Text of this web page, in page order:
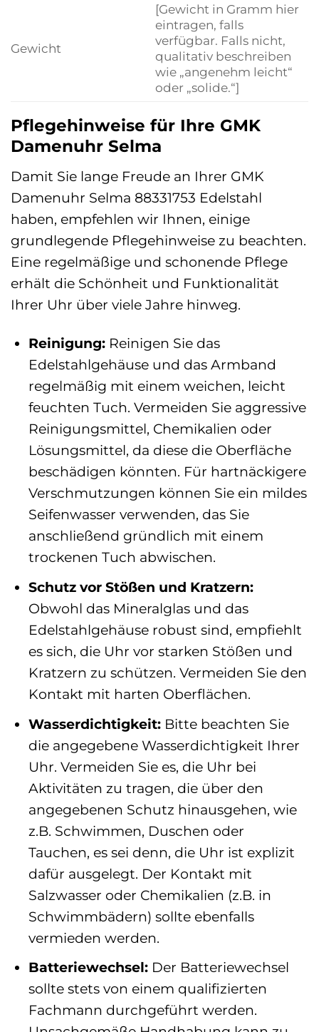
Gewicht
[Gewicht in Gramm hier
eintragen, falls
verfügbar. Falls nicht,
qualitativ beschreiben
wie „angenehm leicht“
oder „solide.“]
Pflegehinweise für Ihre GMK
Damenuhr Selma
Damit Sie lange Freude an Ihrer GMK
Damenuhr Selma 88331753 Edelstahl
haben, empfehlen wir Ihnen, einige
grundlegende Pflegehinweise zu beachten.
Eine regelmäßige und schonende Pflege
erhält die Schönheit und Funktionalität
Ihrer Uhr über viele Jahre hinweg.
Reinigung:Reinigen Sie das
Edelstahlgehäuse und das Armband
regelmäßig mit einem weichen, leicht
feuchten Tuch. Vermeiden Sie aggressive
Reinigungsmittel, Chemikalien oder
Lösungsmittel, da diese die Oberfläche
beschädigen könnten. Für hartnäckigere
Verschmutzungen können Sie ein mildes
Seifenwasser verwenden, das Sie
anschließend gründlich mit einem
trockenen Tuch abwischen.
Schutz vor Stößen und Kratzern:
Obwohl das Mineralglas und das
Edelstahlgehäuse robust sind, empfiehlt
es sich, die Uhr vor starken Stößen und
Kratzern zu schützen. Vermeiden Sie den
Kontakt mit harten Oberflächen.
Wasserdichtigkeit:Bitte beachten Sie
die angegebene Wasserdichtigkeit Ihrer
Uhr. Vermeiden Sie es, die Uhr bei
Aktivitäten zu tragen, die über den
angegebenen Schutz hinausgehen, wie
z.B. Schwimmen, Duschen oder
Tauchen, es sei denn, die Uhr ist explizit
dafür ausgelegt. Der Kontakt mit
Salzwasser oder Chemikalien (z.B. in
Schwimmbädern) sollte ebenfalls
vermieden werden.
Batteriewechsel:Der Batteriewechsel
sollte stets von einem qualifizierten
Fachmann durchgeführt werden.